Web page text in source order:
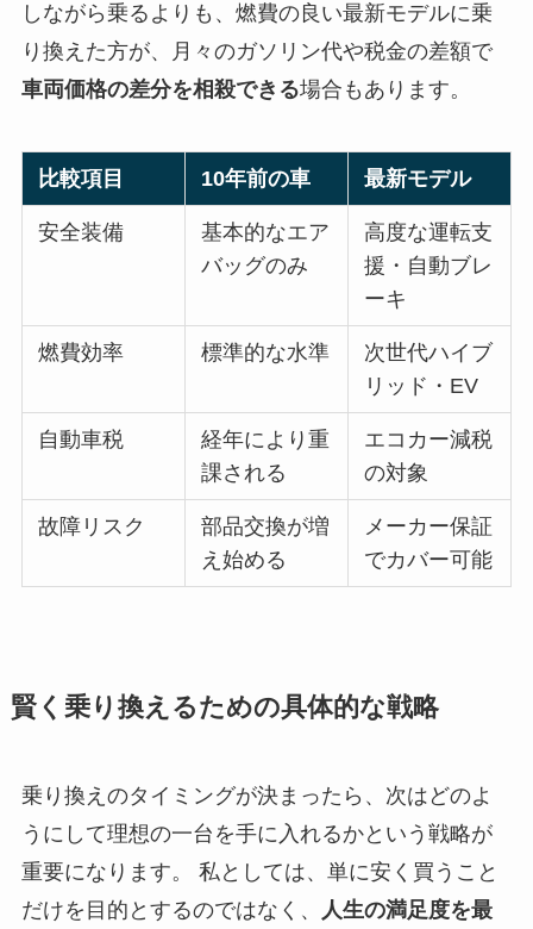
しながら乗るよりも、燃費の良い最新モデルに乗
り換えた方が、月々のガソリン代や税金の差額で
車両価格の差分を相殺できる場合もあります。
比較項目 10年前の車 最新モデル
安全装備
基本的なエア
バッグのみ
高度な運転支
援・自動ブレ
ーキ
燃費効率 標準的な水準
次世代ハイブ
リッド・EV
自動車税
経年により重
課される
エコカー減税
の対象
故障リスク
部品交換が増
え始める
メーカー保証
でカバー可能
賢く乗り換えるための具体的な戦略
乗り換えのタイミングが決まったら、次はどのよ
うにして理想の一台を手に入れるかという戦略が
重要になります。 私としては、単に安く買うこと
だけを目的とするのではなく、
人生の満足度を最